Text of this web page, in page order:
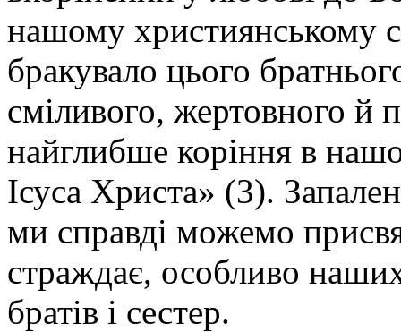
нашому християнському
бракувало цього
сміливого, жертовного й
найглибше коріння в
Ісуса Христа» (3).
ми справді можемо
страждає, особливо
братів і сестер.